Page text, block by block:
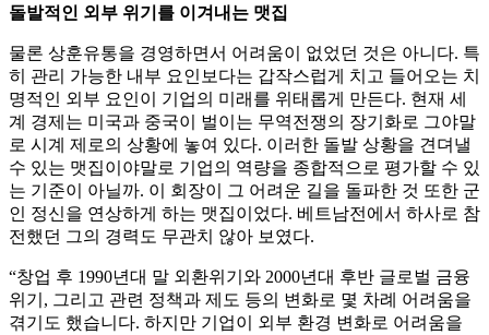
돌발적인 외부 위기를 이겨내는 맷집
물론 상훈유통을 경영하면서 어려움이 없었던 것은 아니다. 특
히 관리 가능한 내부 요인보다는 갑작스럽게 치고 들어오는 치
명적인 외부 요인이 기업의 미래를 위태롭게 만든다. 현재 세
계 경제는 미국과 중국이 벌이는 무역전쟁의 장기화로 그야말
로 시계 제로의 상황에 놓여 있다. 이러한 돌발 상황을 견뎌낼
수 있는 맷집이야말로 기업의 역량을 종합적으로 평가할 수 있
는 기준이 아닐까. 이 회장이 그 어려운 길을 돌파한 것 또한 군
인 정신을 연상하게 하는 맷집이었다. 베트남전에서 하사로 참
전했던 그의 경력도 무관치 않아 보였다.
“창업 후 1990년대 말 외환위기와 2000년대 후반 글로벌 금융
위기, 그리고 관련 정책과 제도 등의 변화로 몇 차례 어려움을
겪기도 했습니다. 하지만 기업이 외부 환경 변화로 어려움을